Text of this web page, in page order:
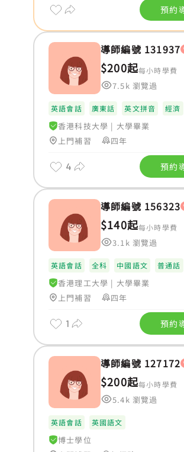
預約
導師編號 131937
$200起每小時學費
7.5k 瀏覽過
英語會話 廣東話 英文拼音 經濟
香港科技大學 | 大學畢業
上門補習
四年
4 預約
導師編號 156323
$140起每小時學費
3.1k 瀏覽過
英語會話 全科 中國語文 普通話
香港理工大學 | 大學畢業
上門補習
四年
1 預約
導師編號 127172
$200起每小時學費
5.4k 瀏覽過
英語會話 英國語文
博士學位